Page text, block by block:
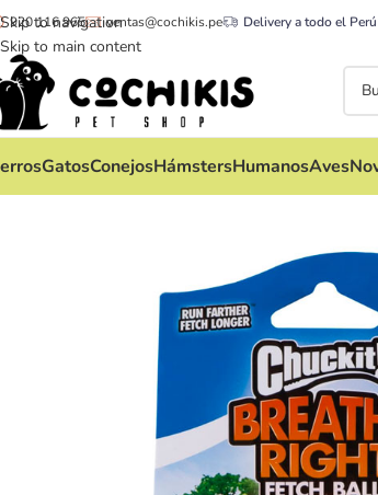
Skip to navigation
Skip to main content
920 116 965 ventas@cochikis.pe Delivery a todo el Perú
GatosConejosHámstersHumanosAves